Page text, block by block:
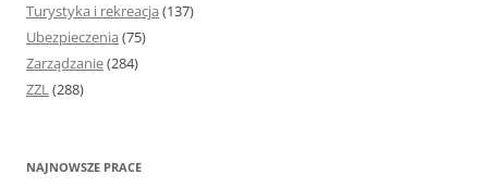
Turystyka i rekreacja (137)
Ubezpieczenia (75)
Zarządzanie(284)
ZZL(288)
NAJNOWSZE PRACE